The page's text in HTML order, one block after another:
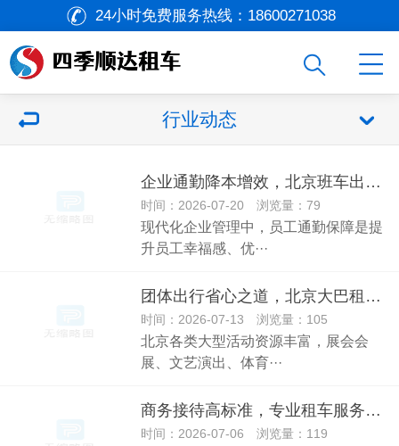
24小时免费服务热线： 18600271038
行业动态
企业通勤降本增效，北京班车出租打造标准化通勤体系
时间：2026-07-20 浏览量：79
现代化企业管理中，员工通勤保障是提
升员工幸福感、优···
团体出行省心之道，北京大巴租赁适配各类大型活动
时间：2026-07-13 浏览量：105
北京各类大型活动资源丰富，展会会
展、文艺演出、体育···
商务接待高标准，专业租车服务赋能企业品牌形象
时间：2026-07-06 浏览量：119